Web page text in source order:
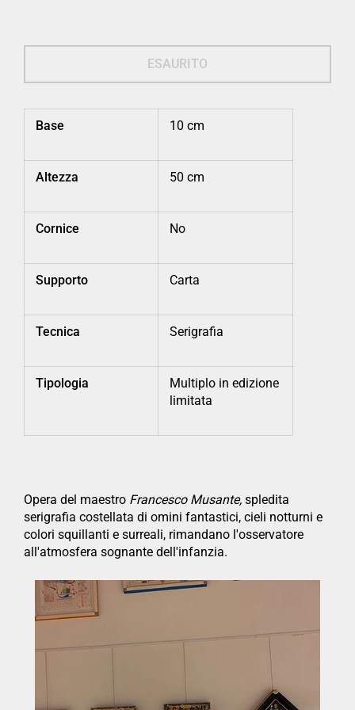
ESAURITO
Base 10 cm
Altezza 50 cm
Cornice No
Supporto Carta
Tecnica Serigrafia
Tipologia
Multiplo in edizione
limitata
Opera del maestro Francesco Musante, spledita
serigrafia costellata di omini fantastici, cieli notturni e
colori squillanti e surreali, rimandano l'osservatore
all'atmosfera sognante dell'infanzia.